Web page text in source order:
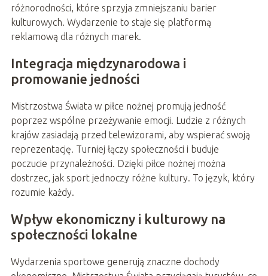
różnorodności, które sprzyja zmniejszaniu barier
kulturowych. Wydarzenie to staje się platformą
reklamową dla różnych marek.
Integracja międzynarodowa i
promowanie jedności
Mistrzostwa Świata w piłce nożnej promują jedność
poprzez wspólne przeżywanie emocji. Ludzie z różnych
krajów zasiadają przed telewizorami, aby wspierać swoją
reprezentację. Turniej łączy społeczności i buduje
poczucie przynależności. Dzięki piłce nożnej można
dostrzec, jak sport jednoczy różne kultury. To język, który
rozumie każdy.
Wpływ ekonomiczny i kulturowy na
społeczności lokalne
Wydarzenia sportowe generują znaczne dochody